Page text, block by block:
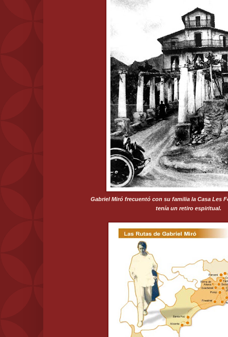
Gabriel Miró frecuentó con su familia la Casa Les
tenía un retiro espiritual.